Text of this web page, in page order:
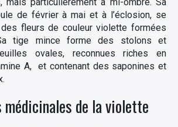
de février à mai et à l’éclosion, se
fleurs de couleur violette formées
tige mince forme des stolons et
ovales, reconnues riches en
A, et contenant des saponines et
de la violette